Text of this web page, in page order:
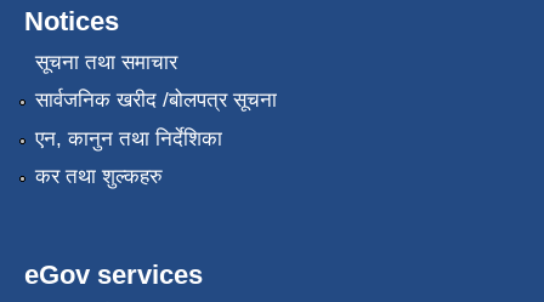
Notices
सूचना तथा समाचार
सार्वजनिक खरीद /बोलपत्र सूचना
एन, कानुन तथा निर्देशिका
कर तथा शुल्कहरु
eGov services